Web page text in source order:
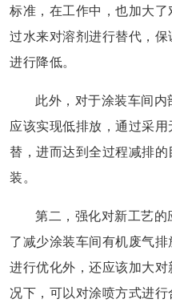
标准，在工作中，也加大
过水来对溶剂进行替代，
进行降低。
此外，对于涂装车间
应该实现低排放，通过采
替，进而达到全过程减排
装。
第二，强化对新工艺
了减少涂装车间有机废气
进行优化外，还应该加大
况下，可以对涂喷方式进行